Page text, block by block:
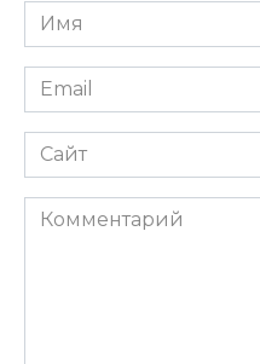
Имя
*
Email
*
Сайт
Комментарий